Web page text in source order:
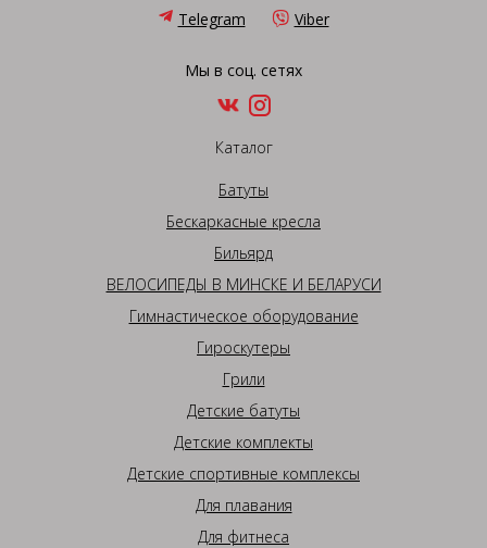
Telegram Viber
Мы в соц. сетях
Каталог
Батуты
Бескаркасные кресла
Бильярд
ВЕЛОСИПЕДЫ В МИНСКЕ И БЕЛАРУСИ
Гимнастическое оборудование
Гироскутеры
Грили
Детские батуты
Детские комплекты
Детские спортивные комплексы
Для плавания
Для фитнеса